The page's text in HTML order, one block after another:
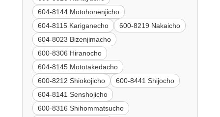
604-8144 Motohonenjicho
604-8115 Kariganecho
600-8219 Nakaicho
604-8023 Bizenjimacho
600-8306 Hiranocho
604-8145 Mototakedacho
600-8212 Shiokojicho
600-8441 Shijocho
604-8141 Senshojicho
600-8316 Shihommatsucho